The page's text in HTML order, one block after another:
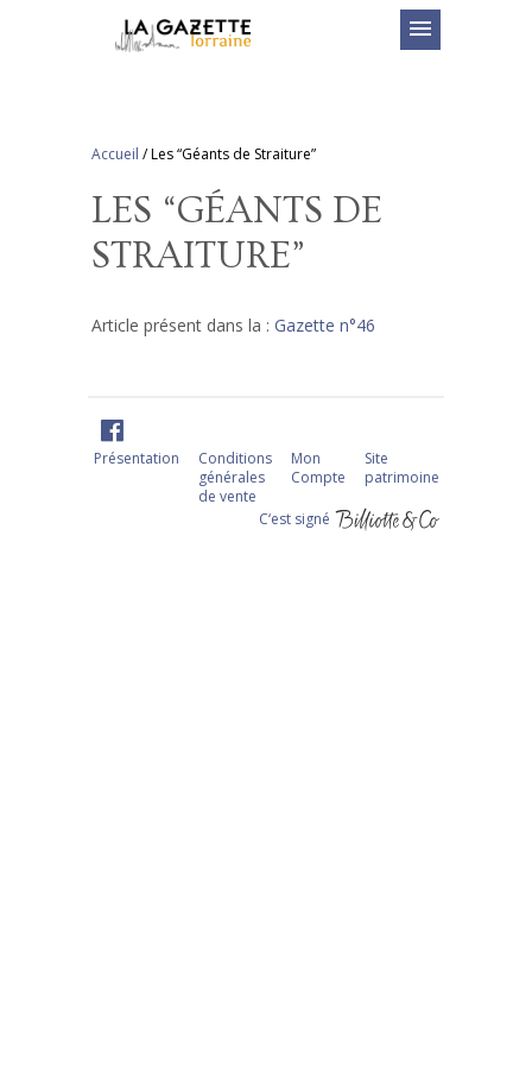
menu
Accueil /Les “Géants de Straiture”
LES “GÉANTS DE
STRAITURE”
Article présent dans la : Gazette n°46
Présentation
Conditions
générales
de vente
Mon
Compte
Site
patrimoine
C‘est signé